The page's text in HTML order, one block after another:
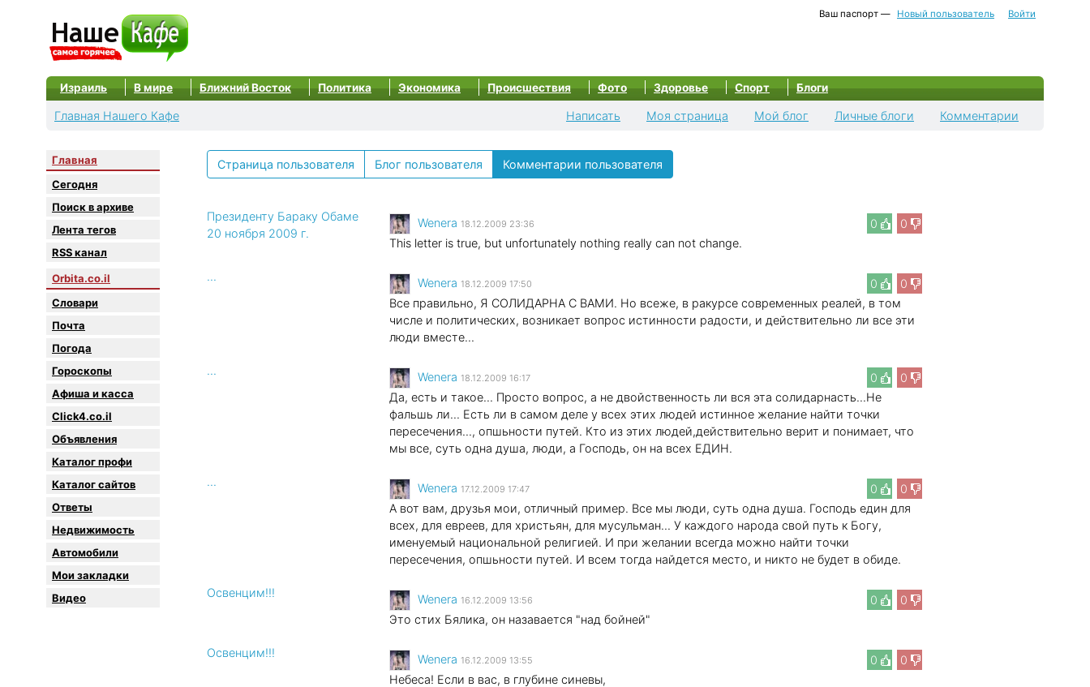
Ваш паспорт — Новый пользователь Войти
Израиль В мире Ближний Восток Политика Экономика Происшествия Фото Здоровье Спорт Блоги
Главная Нашего Кафе Написать Моя страница Мой блог Личные блоги Комментарии
Главная
Сегодня
Поиск в архиве
Лента тегов
RSS канал
Orbita.co.il
Словари
Почта
Погода
Гороскопы
Афиша и касса
Click4.co.il
Объявления
Каталог профи
Каталог сайтов
Oтветы
Недвижимость
Автомобили
Мои закладки
Видео
Страница пользователя Блог пользователя Комментарии пользователя
Президенту Бараку Обаме
20 ноября 2009 г.
0 0
Wenеra 18.12.2009 23:36
This letter is true, but unfortunately nothing really can not change.
...
0 0
Wenеra 18.12.2009 17:50
Все правильно, Я СОЛИДАРНА С ВАМИ. Но всеже, в ракурсе современных реалей, в том
числе и политических, возникает вопрос истинности радости, и действительно ли все эти
люди вместе...
...
0 0
Wenеra 18.12.2009 16:17
Да, есть и такое... Просто вопрос, а не двойственность ли вся эта солидарнасть...Не
фальшь ли... Есть ли в самом деле у всех этих людей истинное желание найти точки
пересечения..., опшьности путей. Кто из этих людей,действительно верит и понимает, что
мы все, суть одна душа, люди, а Господь, он на всех ЕДИН.
...
0 0
Wenеra 17.12.2009 17:47
А вот вам, друзья мои, отличный пример. Все мы люди, суть одна душа. Господь един для
всех, для евреев, для христьян, для мусульман... У каждого народа свой путь к Богу,
именуемый национальной религией. И при желании всегда можно найти точки
пересечения, опшьности путей. И всем тогда найдется место, и никто не будет в обиде.
Освенцим!!!
0 0
Wenеra 16.12.2009 13:56
Это стих Бялика, он назавается "над бойней"
Освенцим!!!
0 0
Wenеra 16.12.2009 13:55
Небеса! Если в вас, в глубине синевы,